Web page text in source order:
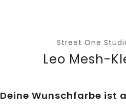
Street One
Leo Mesh-
Deine Wunschfarbe ist